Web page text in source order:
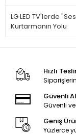
LG LED TV'lerde
Kurtarmanın Yolu
Hızlı
Güvenli
Güvenli
Geniş
Yüzlerce